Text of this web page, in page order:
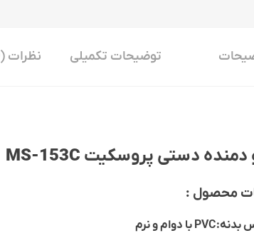
توضیحات تکمیلی نظرات (0)
و دمنده دستی پروسکیت MS-153C
محصول :
بدنه:PVC با دوام و نرم